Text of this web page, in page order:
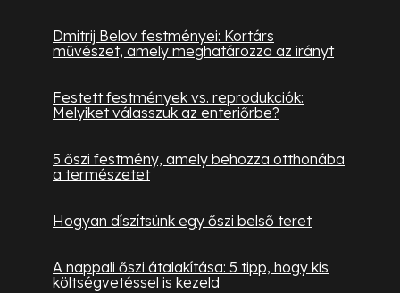
Dmitrij Belov festményei: Kortárs
művészet, amely meghatározza az irányt
Festett festmények vs. reprodukciók:
Melyiket válasszuk az enteriőrbe?
5 őszi festmény, amely behozza otthonába
a természetet
Hogyan díszítsünk egy őszi belső teret
A nappali őszi átalakítása: 5 tipp, hogy kis
költségvetéssel is kezeld